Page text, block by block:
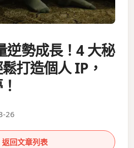
逆勢成長！4 大秘
打造個人 IP，
26
回文章列表